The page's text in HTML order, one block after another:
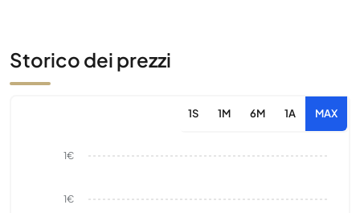
Storico dei prezzi
1S 1M 6M 1A MAX
1€
1€